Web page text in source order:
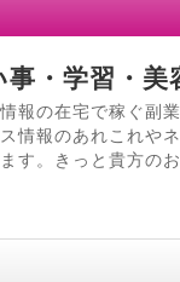
・学習・
報の在宅で稼ぐ副
情報のあれこれや
す。きっと貴方の